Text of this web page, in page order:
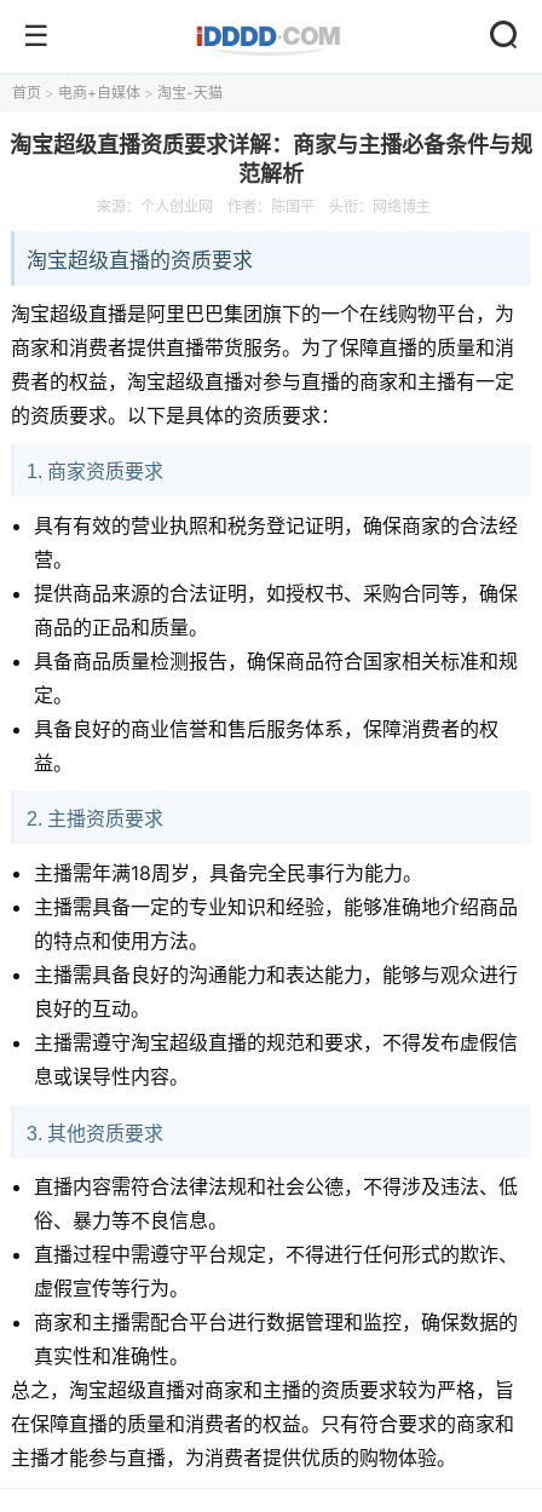
首页 > 电商+自媒体 > 淘宝-天猫
淘宝超级直播资质要求详解：商家与主播必备条件与规
范解析
来源： 个人创业网 作者：陈国平 头衔：网络博主
淘宝超级直播的资质要求
淘宝超级直播是阿里巴巴集团旗下的一个在线购物平台，为
商家和消费者提供直播带货服务。为了保障直播的质量和消
费者的权益，淘宝超级直播对参与直播的商家和主播有一定
的资质要求。以下是具体的资质要求：
1. 商家资质要求
具有有效的营业执照和税务登记证明，确保商家的合法经
营。
提供商品来源的合法证明，如授权书、采购合同等，确保
商品的正品和质量。
具备商品质量检测报告，确保商品符合国家相关标准和规
定。
具备良好的商业信誉和售后服务体系，保障消费者的权
益。
2. 主播资质要求
主播需年满18周岁，具备完全民事行为能力。
主播需具备一定的专业知识和经验，能够准确地介绍商品
的特点和使用方法。
主播需具备良好的沟通能力和表达能力，能够与观众进行
良好的互动。
主播需遵守淘宝超级直播的规范和要求，不得发布虚假信
息或误导性内容。
3. 其他资质要求
直播内容需符合法律法规和社会公德，不得涉及违法、低
俗、暴力等不良信息。
直播过程中需遵守平台规定，不得进行任何形式的欺诈、
虚假宣传等行为。
商家和主播需配合平台进行数据管理和监控，确保数据的
真实性和准确性。
总之，淘宝超级直播对商家和主播的资质要求较为严格，旨
在保障直播的质量和消费者的权益。只有符合要求的商家和
主播才能参与直播，为消费者提供优质的购物体验。